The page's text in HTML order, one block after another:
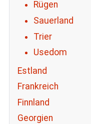
Rügen
Sauerland
Trier
Usedom
Estland
Frankreich
Finnland
Georgien